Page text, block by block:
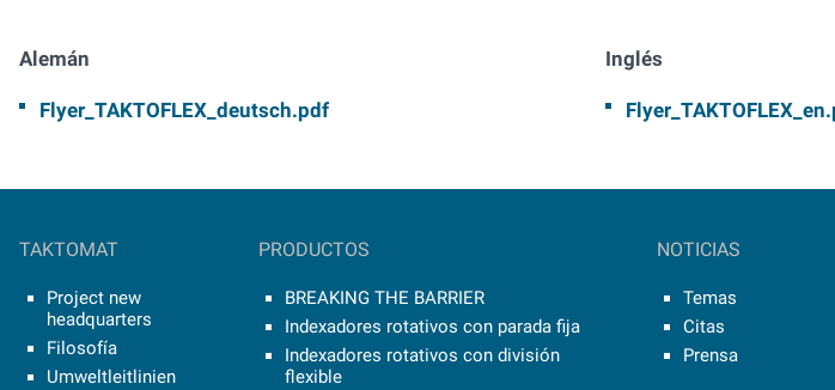
Alemán
Flyer_TAKTOFLEX_deutsch.pdf
Inglés
TAKTOMAT
Project new
headquarters
Filosofía
Umweltleitlinien
PRODUCTOS
BREAKING THE BARRIER
Indexadores rotativos con parada fija
Indexadores rotativos con división
flexible
NOTICIAS
Temas
Citas
Prensa